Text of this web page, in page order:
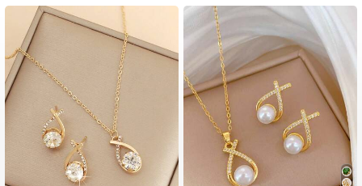
4,90 5K Seguidores
5K Seguidores
5K Seguidores
5K Seguidores